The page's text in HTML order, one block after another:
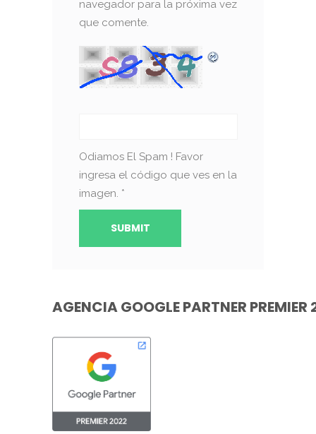
navegador para la próxima vez
que comente.
Odiamos El Spam ! Favor
ingresa el código que ves en la
imagen. *
AGENCIA GOOGLE PARTNER PREMIER